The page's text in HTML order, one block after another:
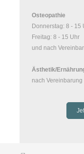
Osteopathie
Donnerstag: 8 - 15
Freitag: 8 - 15 Uhr
und nach
Ästhetik/
nach Vereinbarung